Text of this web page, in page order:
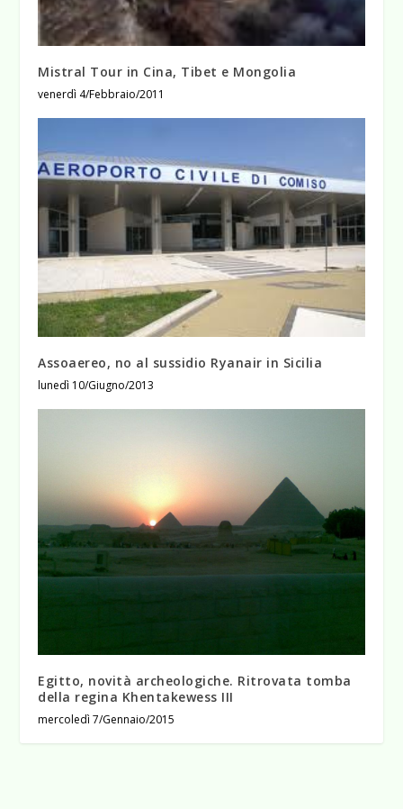
Mistral Tour in Cina, Tibet e Mongolia
venerdì 4/Febbraio/2011
Assoaereo, no al sussidio Ryanair in Sicilia
lunedì 10/Giugno/2013
Egitto, novità archeologiche. Ritrovata tomba
della regina Khentakewess III
mercoledì 7/Gennaio/2015